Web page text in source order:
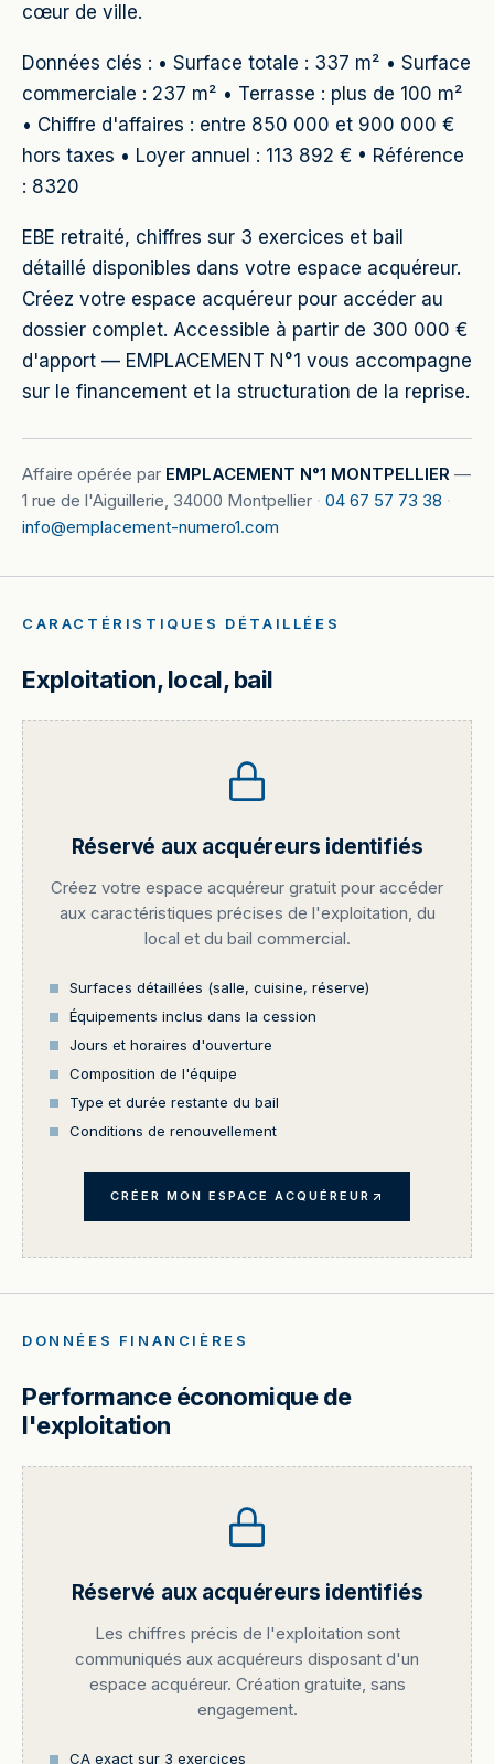
cœur de ville.
Données clés : • Surface totale : 337 m² • Surface
commerciale : 237 m² • Terrasse : plus de 100 m²
• Chiffre d'affaires : entre 850 000 et 900 000 €
hors taxes • Loyer annuel : 113 892 € • Référence
: 8320
EBE retraité, chiffres sur 3 exercices et bail
détaillé disponibles dans votre espace acquéreur.
Créez votre espace acquéreur pour accéder au
dossier complet. Accessible à partir de 300 000 €
d'apport — EMPLACEMENT N°1 vous accompagne
sur le financement et la structuration de la reprise.
Affaire opérée par EMPLACEMENT N°1 MONTPELLIER —
1 rue de l'Aiguillerie, 34000 Montpellier · 04 67 57 73 38 ·
info@emplacement-numero1.com
CARACTÉRISTIQUES DÉTAILLÉES
Exploitation, local, bail
Réservé aux acquéreurs identifiés
Créez votre espace acquéreur gratuit pour accéder
aux caractéristiques précises de l'exploitation, du
local et du bail commercial.
Surfaces détaillées (salle, cuisine, réserve)
Équipements inclus dans la cession
Jours et horaires d'ouverture
Composition de l'équipe
Type et durée restante du bail
Conditions de renouvellement
CRÉER MON ESPACE ACQUÉREUR
DONNÉES FINANCIÈRES
Performance économique de
l'exploitation
Réservé aux acquéreurs identifiés
Les chiffres précis de l'exploitation sont
communiqués aux acquéreurs disposant d'un
espace acquéreur. Création gratuite, sans
engagement.
CA exact sur 3 exercices